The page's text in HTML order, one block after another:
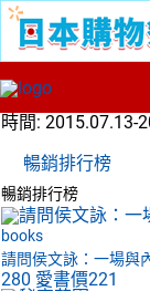
時間: 2015.07.13-
暢銷排行榜
暢銷排行榜
books
請問侯文詠：一場與
280 愛書價221